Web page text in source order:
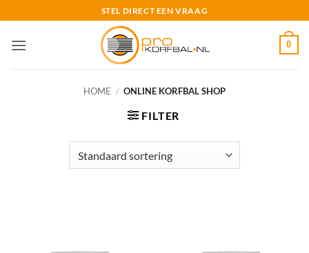
naar
inhoud
STEL DIRECT EEN VRAAG
0
HOME / ONLINE KORFBAL SHOP
FILTER